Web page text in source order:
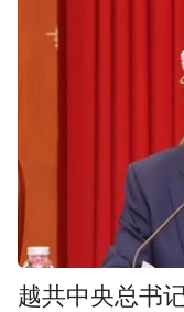
越共中央总书